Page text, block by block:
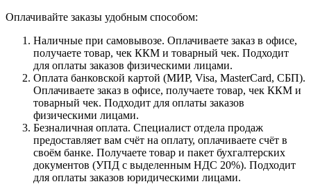
Оплачивайте заказы удобным способом:
Наличные при самовывозе. Оплачиваете заказ в офисе,
получаете товар, чек ККМ и товарный чек. Подходит
для оплаты заказов физическими лицами.
Оплата банковской картой (МИР, Visa, MasterCard, СБП).
Оплачиваете заказ в офисе, получаете товар, чек ККМ и
товарный чек. Подходит для оплаты заказов
физическими лицами.
Безналичная оплата. Специалист отдела продаж
предоставляет вам счёт на оплату, оплачиваете счёт в
своём банке. Получаете товар и пакет бухгалтерских
документов (УПД с выделенным НДС 20%). Подходит
для оплаты заказов юридическими лицами.